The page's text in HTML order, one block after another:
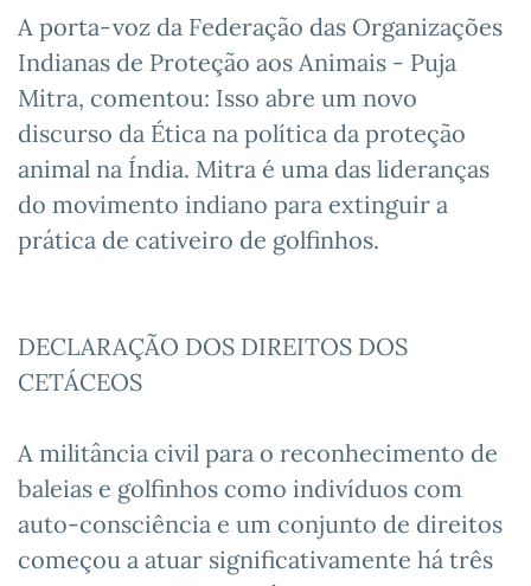
A porta-voz da Federação das Organizações
Indianas de Proteção aos Animais - Puja
Mitra, comentou: Isso abre um novo
discurso da Ética na política da proteção
animal na Índia. Mitra é uma das lideranças
do movimento indiano para extinguir a
prática de cativeiro de golfinhos.
DECLARAÇÃO DOS DIREITOS DOS
CETÁCEOS
A militância civil para o reconhecimento de
baleias e golfinhos como indivíduos com
auto-consciência e um conjunto de direitos
começou a atuar significativamente há três